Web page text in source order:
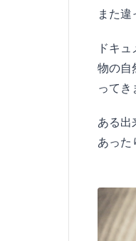
また違
ドキ
物の自
ってき
ある出
あった